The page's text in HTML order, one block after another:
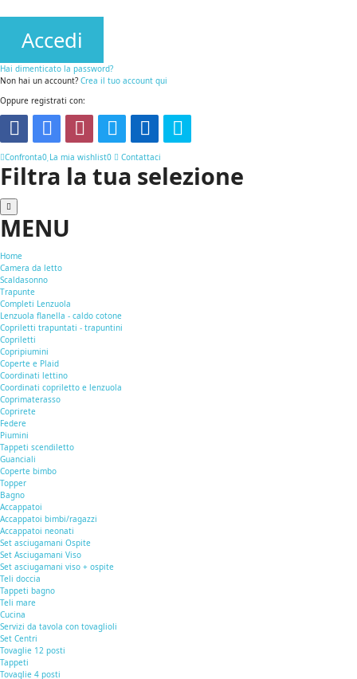
Accedi
Hai dimenticato la password?
Non hai un account? Crea il tuo account qui
Oppure registrati con:
Confronta0 La mia wishlist0 Contattaci
Filtra la tua selezione
MENU
Home
Camera da letto
Scaldasonno
Trapunte
Completi Lenzuola
Lenzuola flanella - caldo cotone
Copriletti trapuntati - trapuntini
Copriletti
Copripiumini
Coperte e Plaid
Coordinati lettino
Coordinati copriletto e lenzuola
Coprimaterasso
Coprirete
Federe
Piumini
Tappeti scendiletto
Guanciali
Coperte bimbo
Topper
Bagno
Accappatoi
Accappatoi bimbi/ragazzi
Accappatoi neonati
Set asciugamani Ospite
Set Asciugamani Viso
Set asciugamani viso + ospite
Teli doccia
Tappeti bagno
Teli mare
Cucina
Servizi da tavola con tovaglioli
Set Centri
Tovaglie 12 posti
Tappeti
Tovaglie 4 posti